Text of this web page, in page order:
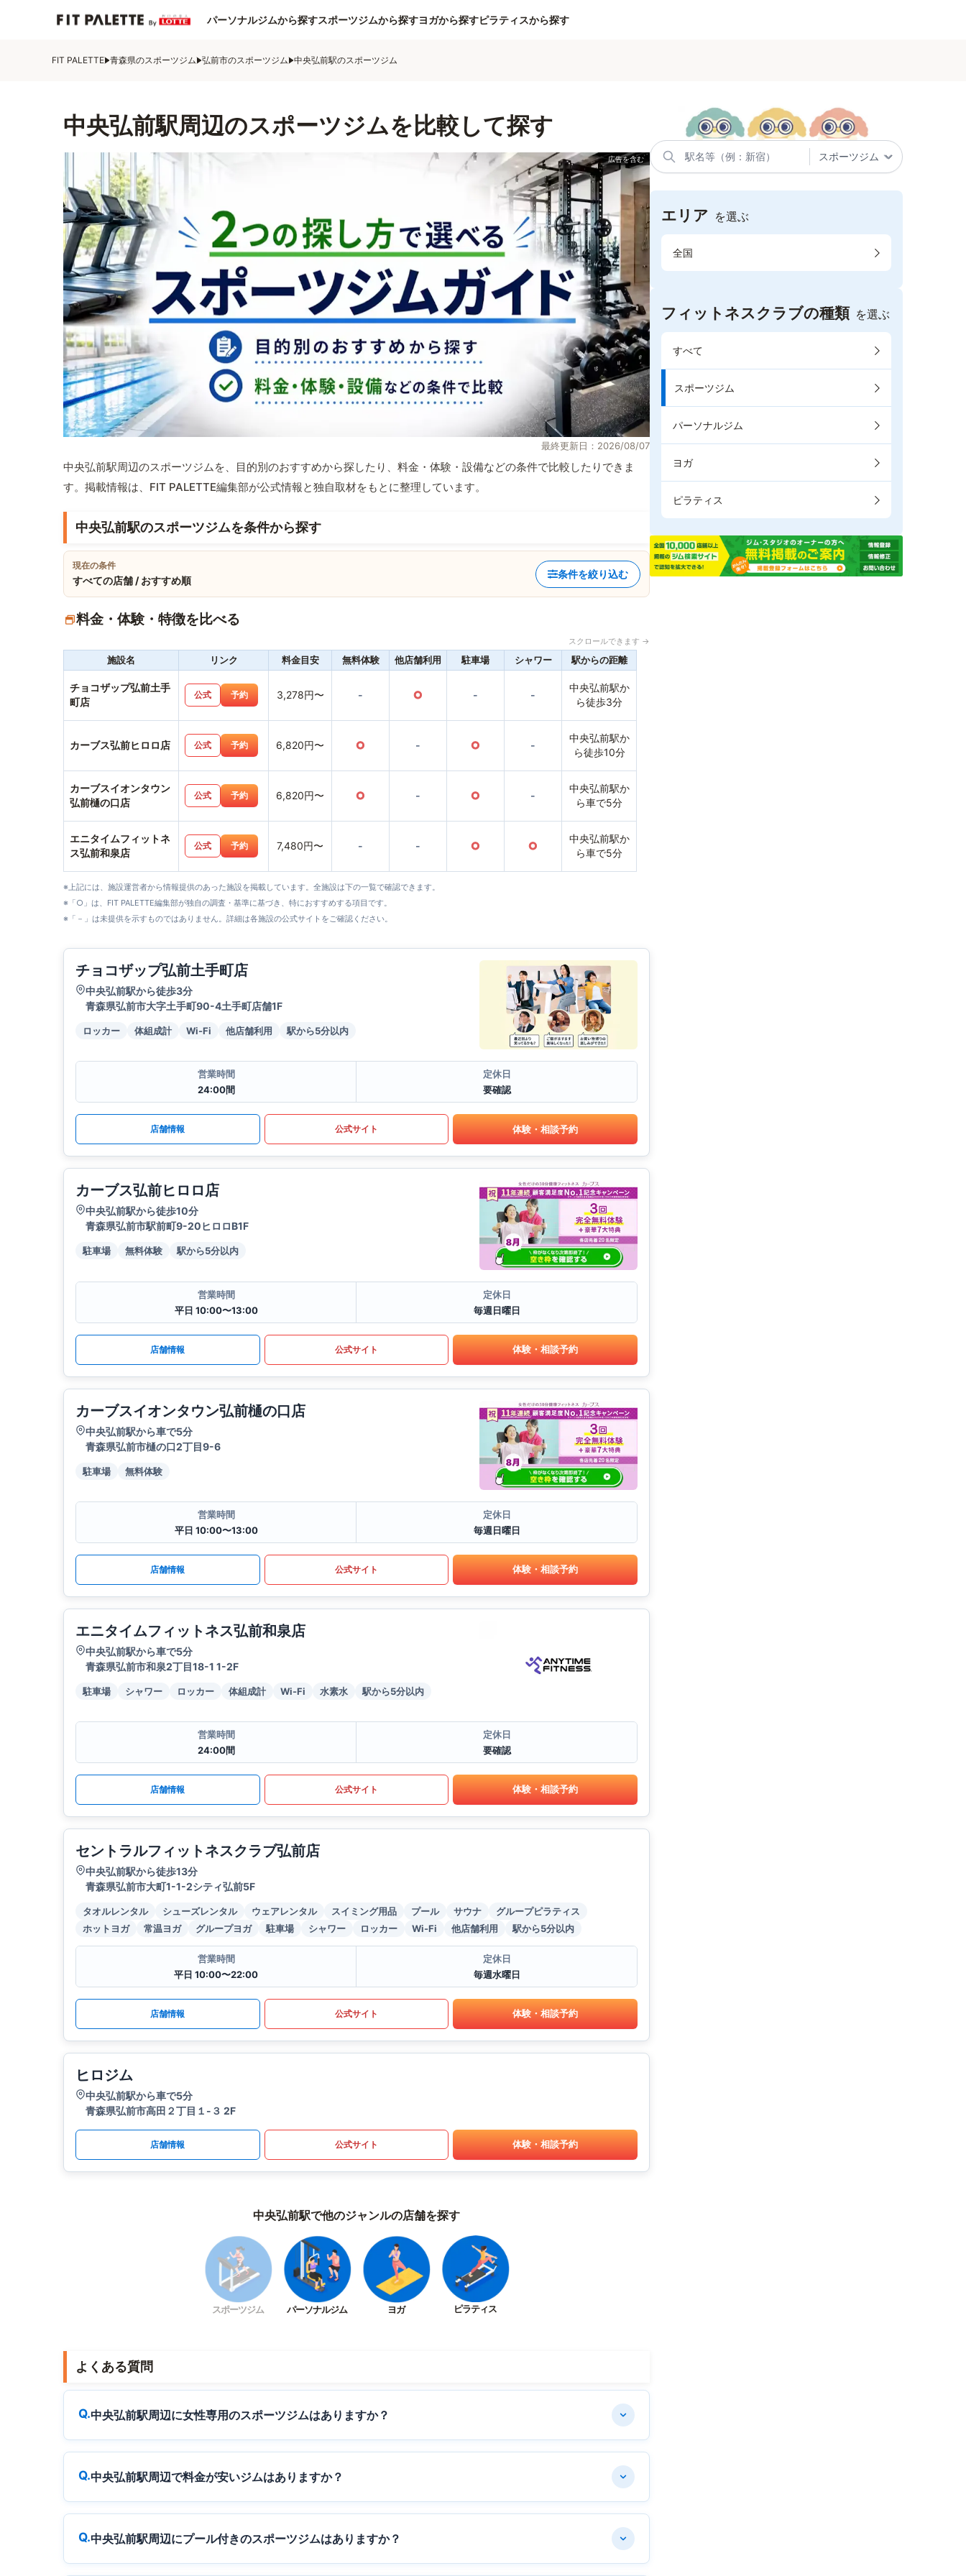
パーソナルジムから探すスポーツジムから探すヨガから探すピラティスから探す
FIT PALETTE 青森県のスポーツジム 弘前市のスポーツジム 中央弘前駅のスポーツジム
中央弘前駅周辺のスポーツジムを比較して探す
最終更新日：2026/08/07
中央弘前駅周辺のスポーツジムを、目的別のおすすめから探したり、料金・体験・設備などの条件で比較したりできま
す。掲載情報は、FIT PALETTE編集部が公式情報と独自取材をもとに整理しています。
中央弘前駅のスポーツジムを条件から探す
現在の条件
すべての店舗 / おすすめ順
条件を絞り込む
料金・体験・特徴を比べる
スクロールできます →
施設名 リンク 料金目安 無料体験 他店舗利用 駐車場 シャワー 駅からの距離
チョコザップ弘前土手
町店
公式 予約 3,278円〜 - ○ - -
中央弘前駅か
ら徒歩3分
カーブス弘前ヒロロ店 公式 予約 6,820円〜 ○ - ○ -
中央弘前駅か
ら徒歩10分
カーブスイオンタウン
弘前樋の口店
公式 予約 6,820円〜 ○ - ○ -
中央弘前駅か
ら車で5分
エニタイムフィットネ
ス弘前和泉店
公式 予約 7,480円〜 - - ○ ○
中央弘前駅か
ら車で5分
※上記には、施設運営者から情報提供のあった施設を掲載しています。全施設は下の一覧で確認できます。
※「○」は、FIT PALETTE編集部が独自の調査・基準に基づき、特におすすめする項目です。
※「－」は未提供を示すものではありません。詳細は各施設の公式サイトをご確認ください。
チョコザップ弘前土手町店
中央弘前駅から徒歩3分
青森県弘前市大字土手町90-4土手町店舗1F
ロッカー 体組成計 Wi-Fi 他店舗利用 駅から5分以内
営業時間
24:00間
定休日
要確認
店舗情報 公式サイト 体験・相談予約
カーブス弘前ヒロロ店
中央弘前駅から徒歩10分
青森県弘前市駅前町9-20ヒロロB1F
駐車場 無料体験 駅から5分以内
営業時間
平日 10:00〜13:00
定休日
毎週日曜日
店舗情報 公式サイト 体験・相談予約
カーブスイオンタウン弘前樋の口店
中央弘前駅から車で5分
青森県弘前市樋の口2丁目9-6
駐車場 無料体験
営業時間
平日 10:00〜13:00
定休日
毎週日曜日
店舗情報 公式サイト 体験・相談予約
エニタイムフィットネス弘前和泉店
中央弘前駅から車で5分
青森県弘前市和泉2丁目18-1 1-2F
駐車場 シャワー ロッカー 体組成計 Wi-Fi 水素水 駅から5分以内
営業時間
24:00間
定休日
要確認
店舗情報 公式サイト 体験・相談予約
セントラルフィットネスクラブ弘前店
中央弘前駅から徒歩13分
青森県弘前市大町1-1-2シティ弘前5F
タオルレンタル シューズレンタル ウェアレンタル スイミング用品 プール サウナ
グループピラティス
ホットヨガ
常温ヨガ グループヨガ 駐車場 シャワー ロッカー Wi-Fi 他店舗利用 駅から5分以内
営業時間
平日 10:00〜22:00
定休日
毎週水曜日
店舗情報 公式サイト 体験・相談予約
ヒロジム
中央弘前駅から車で5分
青森県弘前市高田２丁目１-３ 2F
店舗情報 公式サイト 体験・相談予約
中央弘前駅で他のジャンルの店舗を探す
スポーツジム パーソナルジム ヨガ ピラティス
よくある質問
中央弘前駅周辺に女性専用のスポーツジムはありますか？
中央弘前駅周辺で料金が安いジムはありますか？
中央弘前駅周辺にプール付きのスポーツジムはありますか？
エリア を選ぶ
全国
フィットネスクラブの種類 を選ぶ
すべて
スポーツジム
パーソナルジム
ヨガ
ピラティス